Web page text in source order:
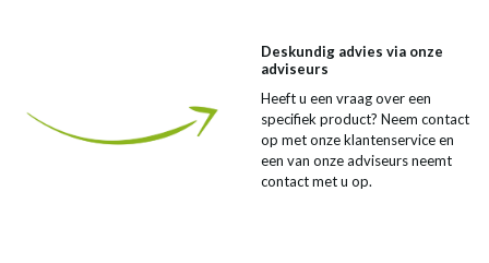
Deskundig advies via onze
adviseurs
Heeft u een vraag over een
specifiek product? Neem contact
op met onze klantenservice en
een van onze adviseurs neemt
contact met u op.